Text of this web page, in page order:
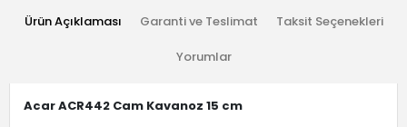
Ürün Açıklaması Garanti ve Teslimat Taksit Seçenekleri
Yorumlar
Acar ACR442 Cam Kavanoz 15 cm